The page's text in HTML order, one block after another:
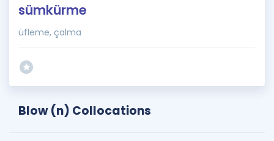
sümkürme
üfleme, çalma
Blow (n) Collocations